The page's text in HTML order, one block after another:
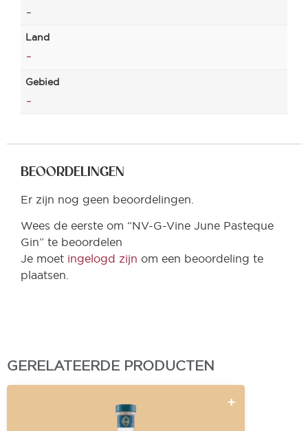
–
Land
–
Gebied
–
BEOORDELINGEN
Er zijn nog geen beoordelingen.
Wees de eerste om “NV-G-Vine June Pasteque
Gin” te beoordelen
Je moet ingelogd zijn om een beoordeling te
plaatsen.
GERELATEERDE PRODUCTEN